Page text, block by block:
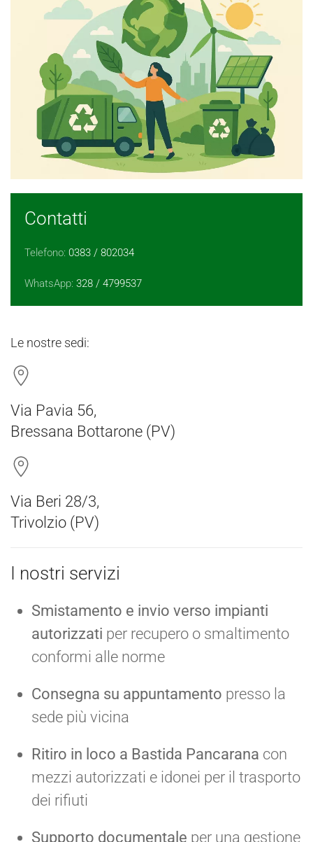
Contatti
Telefono: 0383 / 802034
WhatsApp: 328 / 4799537
Le nostre sedi:
Via Pavia 56,
Bressana Bottarone (PV)
Via Beri 28/3,
Trivolzio (PV)
I nostri servizi
Smistamento e invio verso impianti
autorizzati per recupero o smaltimento
conformi alle norme
Consegna su appuntamento presso la
sede più vicina
Ritiro in loco a Bastida Pancarana con
mezzi autorizzati e idonei per il trasporto
dei rifiuti
Supporto documentale per una gestione